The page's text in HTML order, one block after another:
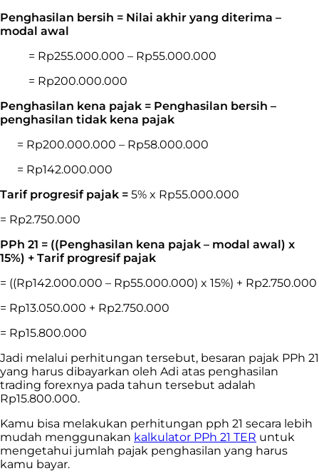
Penghasilan bersih = Nilai akhir yang diterima –
modal awal
= Rp255.000.000 – Rp55.000.000
= Rp200.000.000
Penghasilan kena pajak = Penghasilan bersih –
penghasilan tidak kena pajak
= Rp200.000.000 – Rp58.000.000
= Rp142.000.000
Tarif progresif pajak = 5% x Rp55.000.000
= Rp2.750.000
PPh 21 = ((Penghasilan kena pajak – modal awal) x
15%) + Tarif progresif pajak
= ((Rp142.000.000 – Rp55.000.000) x 15%) + Rp2.750.000
= Rp13.050.000 + Rp2.750.000
= Rp15.800.000
Jadi melalui perhitungan tersebut, besaran pajak PPh 21
yang harus dibayarkan oleh Adi atas penghasilan
trading forexnya pada tahun tersebut adalah
Rp15.800.000.
Kamu bisa melakukan perhitungan pph 21 secara lebih
mudah menggunakan kalkulator PPh 21 TER untuk
mengetahui jumlah pajak penghasilan yang harus
kamu bayar.